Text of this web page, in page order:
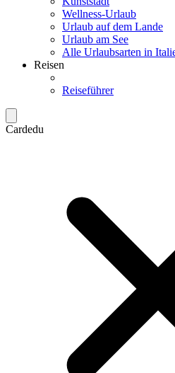
Wellness-Urlaub
Urlaub auf dem Lande
Urlaub am See
Alle Urlaubsarten in
Reisen
Reiseführer
Cardedu